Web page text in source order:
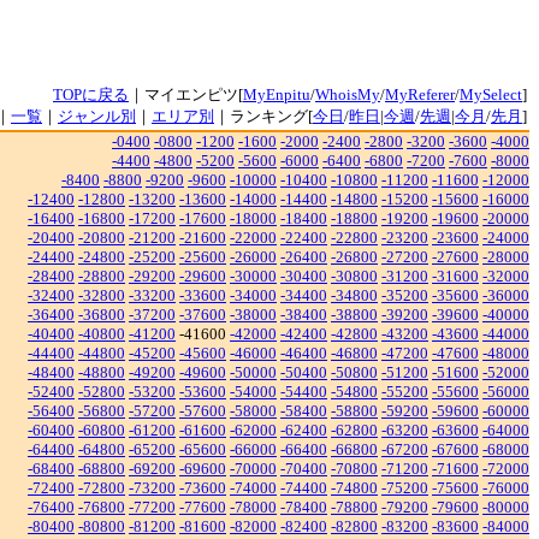
TOPに戻る ｜マイエンピツ[MyEnpitu/WhoisMy/MyReferer/MySelect]
一覧 ｜ ジャンル別 ｜ エリア別 ｜ランキング[今日 /昨日 |今週/先週|今月 /先月 ]
-0400 -0800 -1200 -1600 -2000 -2400 -2800 -3200 -3600 -4000
-4400 -4800 -5200 -5600 -6000 -6400 -6800 -7200 -7600 -8000
-8400 -8800 -9200 -9600 -10000 -10400 -10800 -11200 -11600 -12000
-12400 -12800 -13200 -13600 -14000 -14400 -14800 -15200 -15600 -16000
-16400 -16800 -17200 -17600 -18000 -18400 -18800 -19200 -19600 -20000
-20400 -20800 -21200 -21600 -22000 -22400 -22800 -23200 -23600 -24000
-24400 -24800 -25200 -25600 -26000 -26400 -26800 -27200 -27600 -28000
-28400 -28800 -29200 -29600 -30000 -30400 -30800 -31200 -31600 -32000
-32400 -32800 -33200 -33600 -34000 -34400 -34800 -35200 -35600 -36000
-36400 -36800 -37200 -37600 -38000 -38400 -38800 -39200 -39600 -40000
-40400 -40800 -41200 -41600 -42000 -42400 -42800 -43200 -43600 -44000
-44400 -44800 -45200 -45600 -46000 -46400 -46800 -47200 -47600 -48000
-48400 -48800 -49200 -49600 -50000 -50400 -50800 -51200 -51600 -52000
-52400 -52800 -53200 -53600 -54000 -54400 -54800 -55200 -55600 -56000
-56400 -56800 -57200 -57600 -58000 -58400 -58800 -59200 -59600 -60000
-60400 -60800 -61200 -61600 -62000 -62400 -62800 -63200 -63600 -64000
-64400 -64800 -65200 -65600 -66000 -66400 -66800 -67200 -67600 -68000
-68400 -68800 -69200 -69600 -70000 -70400 -70800 -71200 -71600 -72000
-72400 -72800 -73200 -73600 -74000 -74400 -74800 -75200 -75600 -76000
-76400 -76800 -77200 -77600 -78000 -78400 -78800 -79200 -79600 -80000
-80400 -80800 -81200 -81600 -82000 -82400 -82800 -83200 -83600 -84000